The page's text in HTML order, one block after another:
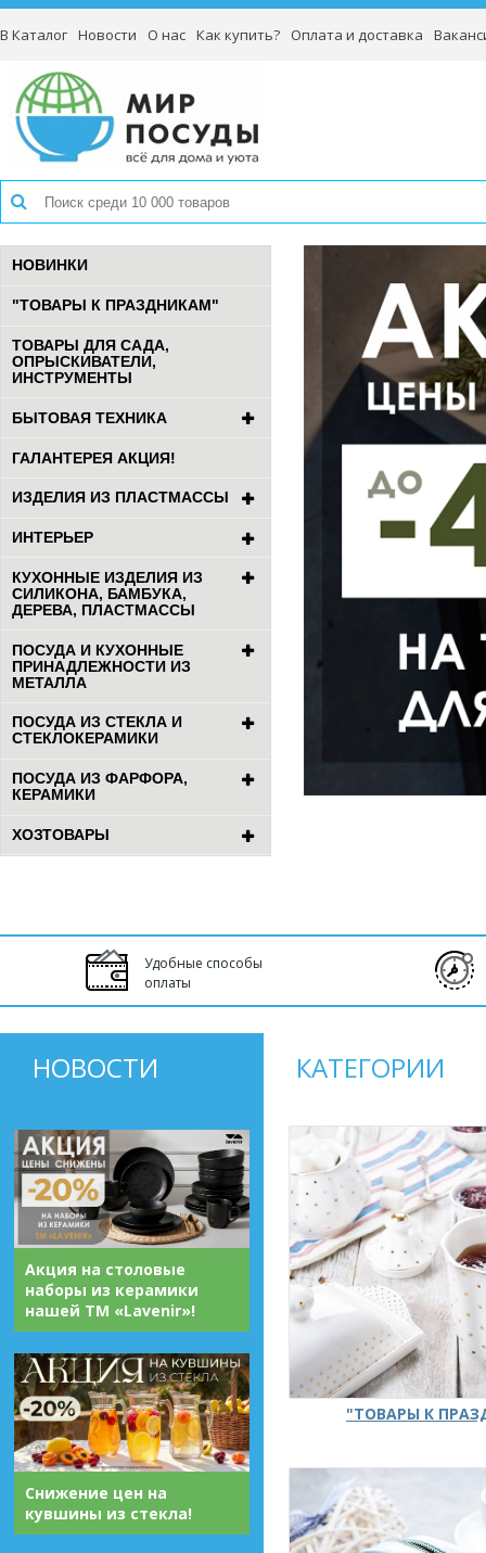
В Каталог Новости О нас Как купить? Оплата и доставка
НОВИНКИ
"ТОВАРЫ К ПРАЗДНИКАМ"
ТОВАРЫ ДЛЯ САДА,
ОПРЫСКИВАТЕЛИ,
ИНСТРУМЕНТЫ
БЫТОВАЯ ТЕХНИКА
ГАЛАНТЕРЕЯ АКЦИЯ!
ИЗДЕЛИЯ ИЗ ПЛАСТМАССЫ
ИНТЕРЬЕР
КУХОННЫЕ ИЗДЕЛИЯ ИЗ
СИЛИКОНА, БАМБУКА,
ДЕРЕВА, ПЛАСТМАССЫ
ПОСУДА И КУХОННЫЕ
ПРИНАДЛЕЖНОСТИ ИЗ
МЕТАЛЛА
ПОСУДА ИЗ СТЕКЛА И
СТЕКЛОКЕРАМИКИ
ПОСУДА ИЗ ФАРФОРА,
КЕРАМИКИ
ХОЗТОВАРЫ
Удобные способы
оплаты
НОВОСТИ
Акция на столовые
наборы из керамики
нашей ТМ «Lavenir»!
Снижение цен на
кувшины из стекла!
КАТЕГОРИИ
"ТОВАРЫ К